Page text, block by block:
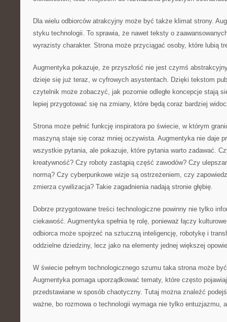
Dla wielu odbiorców atrakcyjny może być także klimat strony.
styku technologii. To sprawia, że nawet teksty o
wyrazisty charakter. Strona może przyciągać osoby, które lubią
Augmentyka pokazuje, że przyszłość nie jest czymś
dzieje się już teraz, w cyfrowych asystentach. Dzięki tekstom
czytelnik może zobaczyć, jak pozornie odległe koncepcje stają
lepiej przygotować się na zmiany, które będą coraz bardziej
Strona może pełnić funkcję inspiratora po świecie, w którym
maszyną staje się coraz mniej oczywista. Augmentyka nie daje
wszystkie pytania, ale pokazuje, które pytania warto zadawać.
kreatywność? Czy roboty zastąpią część zawodów? Czy
normą? Czy cyberpunkowe wizje są ostrzeżeniem, czy
zmierza cywilizacja? Takie zagadnienia nadają stronie głębię.
Dobrze przygotowane treści technologiczne powinny nie tylko
ciekawość. Augmentyka spełnia tę rolę, ponieważ łączy
odbiorca może spojrzeć na sztuczną inteligencję, robotykę i
oddzielne dziedziny, lecz jako na elementy jednej większej
W świecie pełnym technologicznego szumu taka strona może
Augmentyka pomaga uporządkować tematy, które często
przedstawiane w sposób chaotyczny. Tutaj można znaleźć
ważne, bo rozmowa o technologii wymaga nie tylko entuzjazmu,